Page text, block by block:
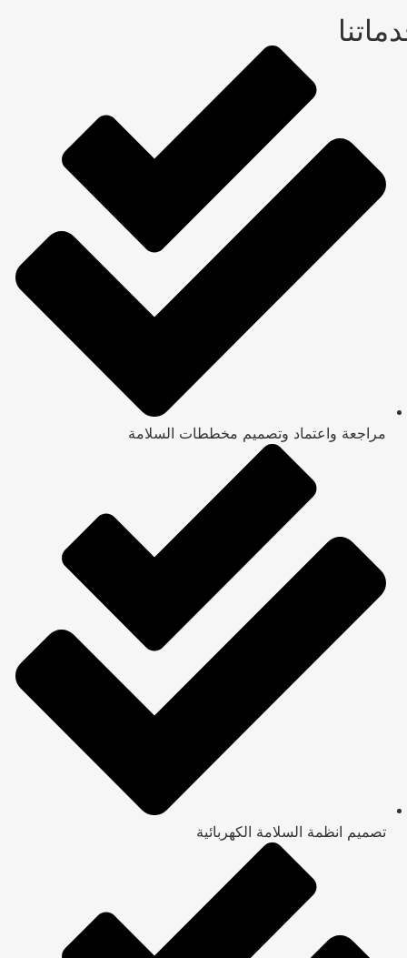
خدماتنا
مراجعة واعتماد وتصميم مخططات السلامة
تصميم انظمة السلامة الكهربائية